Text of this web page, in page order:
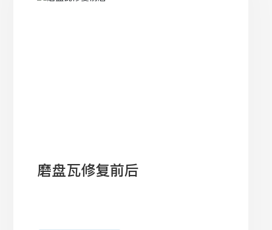
磨盘瓦修复前后